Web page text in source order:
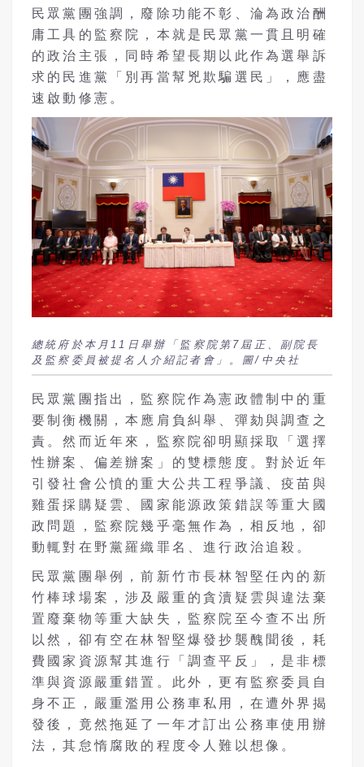
民眾黨團強調，廢除功能不彰、淪為政治酬
庸工具的監察院，本就是民眾黨一貫且明確
的政治主張，同時希望長期以此作為選舉訴
求的民進黨「別再當幫兇欺騙選民」，應盡
速啟動修憲。
總統府於本月11日舉辦「監察院第7屆正、副院長
及監察委員被提名人介紹記者會」。圖/中央社
民眾黨團指出，監察院作為憲政體制中的重
要制衡機關，本應肩負糾舉、彈劾與調查之
責。然而近年來，監察院卻明顯採取「選擇
性辦案、偏差辦案」的雙標態度。對於近年
引發社會公憤的重大公共工程爭議、疫苗與
雞蛋採購疑雲、國家能源政策錯誤等重大國
政問題，監察院幾乎毫無作為，相反地，卻
動輒對在野黨羅織罪名、進行政治追殺。
民眾黨團舉例，前新竹市長林智堅任內的新
竹棒球場案，涉及嚴重的貪瀆疑雲與違法棄
置廢棄物等重大缺失，監察院至今查不出所
以然，卻有空在林智堅爆發抄襲醜聞後，耗
費國家資源幫其進行「調查平反」，是非標
準與資源嚴重錯置。此外，更有監察委員自
身不正，嚴重濫用公務車私用，在遭外界揭
發後，竟然拖延了一年才訂出公務車使用辦
法，其怠惰腐敗的程度令人難以想像。